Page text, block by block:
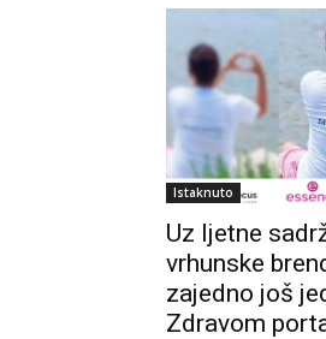
Istaknuto
Uz ljetne
vrhunske
zajedno još
Zdravom